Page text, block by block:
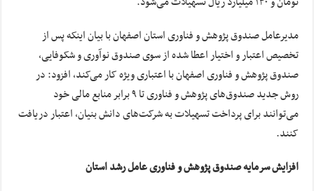
مدیرعامل صندوق پژوهش و فناوری استان اصفهان با بیان اینکه پس از
تخصیص اعتبار و اختیار اعطا شده از سوی صندوق نوآوری و شکوفایی،
صندوق پژوهش و فناوری اصفهان با اعتباری ویژه کار می‌کند، افزود: در
روش جدید صندوق‌های پژوهش و فناوری تا ۹ برابر منابع مالی خود
می‌توانند برای پرداخت تسهیلات به شرکت‌های دانش بنیان، اعتبار دریافت
کنند.
افزایش سرمایه صندوق پژوهش و فناوری عامل رشد استان